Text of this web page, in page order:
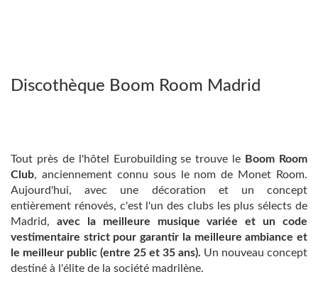
Discothèque Boom Room Madrid
Tout près de l'hôtel Eurobuilding se trouve le Boom Room
Club, anciennement connu sous le nom de Monet Room.
Aujourd'hui, avec une décoration et un concept
entièrement rénovés, c'est l'un des clubs les plus sélects de
Madrid, avec la meilleure musique variée et un code
vestimentaire strict pour garantir la meilleure ambiance et
le meilleur public (entre 25 et 35 ans). Un nouveau concept
destiné à l'élite de la société madrilène.